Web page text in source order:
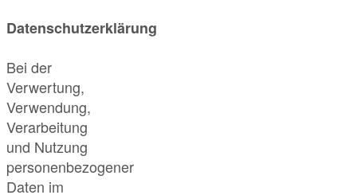
Datenschutzerklärung
Bei der
Verwertung,
Verwendung,
Verarbeitung
und Nutzung
personenbezogener
Daten im